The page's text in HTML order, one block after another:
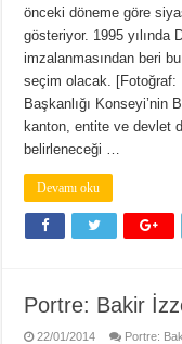
önceki döneme göre
gösteriyor. 1995 yılında
imzalanmasından beri
seçim olacak. [Fotoğraf:
Başkanlığı Konseyi’nin
kanton, entite ve devlet
belirleneceği …
Devamı oku
Portre: Bakir
22/01/2014 Portre: